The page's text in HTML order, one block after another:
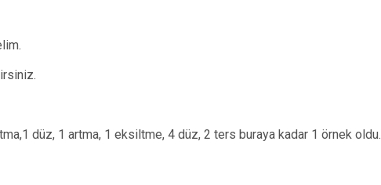
düz, 1 artma, 1 eksiltme, 4 düz, 2 ters buraya kadar 1 örnek oldu.